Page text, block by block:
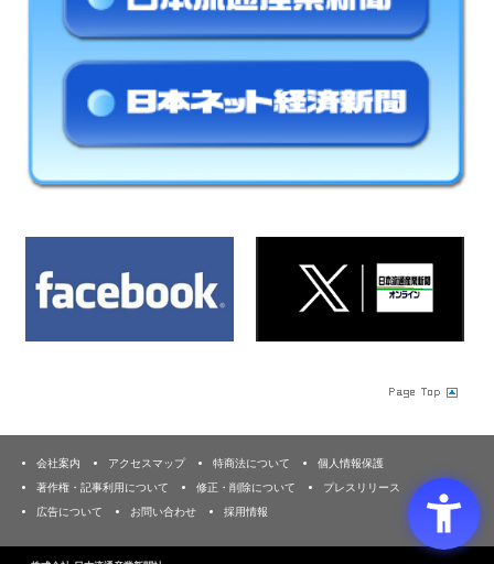
会社案内 アクセスマップ 特商法について
個人情報保護
著作権・記事利用について
修正・削除について
プレスリリース
広告について
お問い合わせ 採用情報